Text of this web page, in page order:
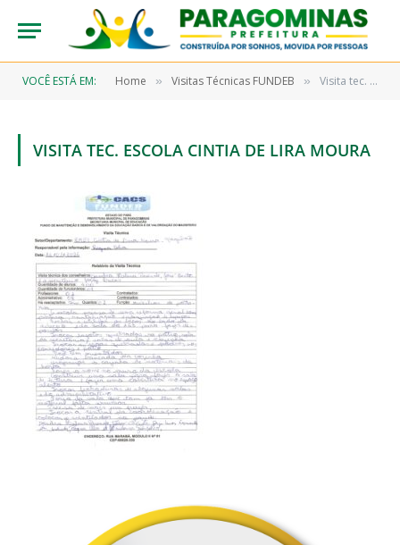
VOCÊ ESTÁ EM: Home » Visitas Técnicas FUNDEB » Visita tec. Escola Cintia de Lira Moura
VISITA TEC. ESCOLA CINTIA DE LIRA MOURA